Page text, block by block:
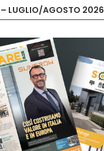
– LUGLIO/AGOSTO 2026